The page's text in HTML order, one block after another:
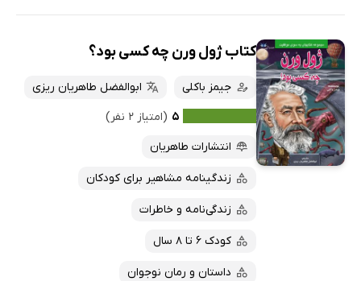
کتاب ژول ورن چه کسی بود؟
جیمز باکلی
ابوالفضل طاهریان ریزی
۵ (امتیاز ۲ نفر)
انتشارات طاهریان
زندگینامه مشاهیر برای کودکان
زندگی‌نامه و خاطرات
کودک 6 تا 8 سال
داستان و رمان نوجوان